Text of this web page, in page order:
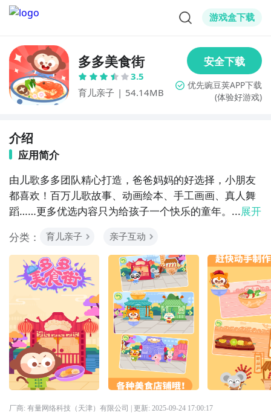
游戏盒下载
多多美食街
3.5
育儿亲子 | 54.14MB (体验好游戏)
介绍
应用简介
由儿歌多多团队精心打造，爸爸妈妈的好选择，小朋友
都喜欢！百万儿歌故事、动画绘本、手工画画、真人舞
蹈……更多优选内容只为给孩子一个快乐的童年。...展开
分类：
育儿亲子 亲子互动
厂商: 有量网络科技（天津）有限公司 | 更新: 2025-09-24 17:00:17